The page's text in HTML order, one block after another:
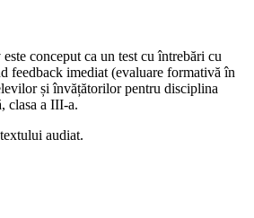
conceput ca un test cu întrebări cu
feedback imediat (evaluare formativă în
și învățătorilor pentru disciplina
clasa a III-a.
audiat.